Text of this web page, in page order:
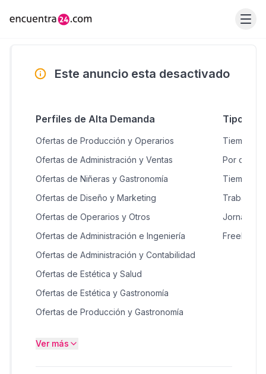
Este anuncio esta desactivado
Perfiles de Alta Demanda
Ofertas de Producción y Operarios
Ofertas de Administración y Ventas
Ofertas de Niñeras y Gastronomía
Ofertas de Diseño y Marketing
Ofertas de Operarios y Otros
Ofertas de Administración e Ingeniería
Ofertas de Administración y Contabilidad
Ofertas de Estética y Salud
Ofertas de Estética y Gastronomía
Ofertas de Producción y Gastronomía
Ofertas de Gastronomía e Ingeniería
Tipo de
Tiempo
Por
Tiempo
Trabajo
Jornada
Freelance
Ver más